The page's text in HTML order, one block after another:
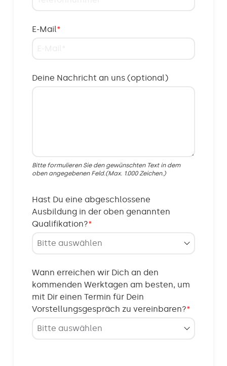
E-Mail*
Deine Nachricht an uns (optional)
Bitte formulieren Sie den gewünschten Text in dem
oben angegebenen Feld.(Max. 1.000 Zeichen.)
Hast Du eine abgeschlossene
Ausbildung in der oben genannten
Qualifikation?*
Wann erreichen wir Dich an den
kommenden Werktagen am besten, um
mit Dir einen Termin für Dein
Vorstellungsgespräch zu vereinbaren?*